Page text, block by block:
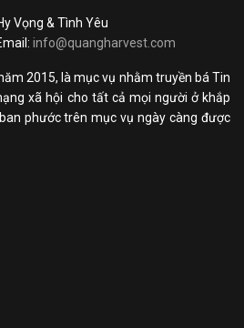
Vọng & Tình Yêu
info@quangharvest.com
2015, là mục vụ nhằm truyền bá Tin
xã hội cho tất cả mọi người ở khắp
phước trên mục vụ ngày càng được